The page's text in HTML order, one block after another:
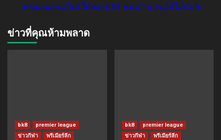
แทงบอลออนไลน์ ได้ตลอด 24 ชม ฝากถอนได้ไม่จำกัด
ข่าวที่คุณห้ามพลาด
bk8
premier league
ข่าวกีฬา
พรีเมียร์ลีก
bk8
premier league
ข่าวกีฬา
พรีเมียร์ลีก